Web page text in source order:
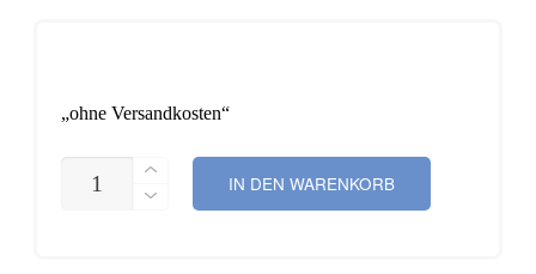
„ohne Versandkosten“
COUCHTISCH
SHIZEN
IN DEN WARENKORB